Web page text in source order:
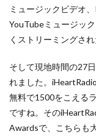
ミュージックビデオ
YouTubeミュージッ
くストリーミングさ
そして現地時間の27
れました。
無料で1500をこえる
ですね。その
Awardsで、こちらも